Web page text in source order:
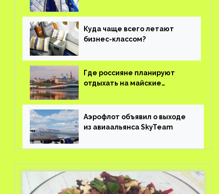
Куда чаще всего летают
бизнес-классом?
Где россияне планируют
отдыхать на майские
Аэрофлот объявил о выходе
из авиаальянса SkyTeam